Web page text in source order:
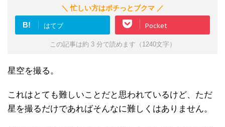
＼ 忙しい方はポチっとブクマ ／
B! はてブ Pocket
この記事は約 3 分で読めます（1240文字）
星空を撮る。
これはとても難しいことだと思われているけど、ただ
星を撮るだけであればそんなに難しくはありません。